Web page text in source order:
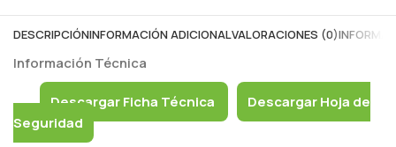
DESCRIPCIÓNINFORMACIÓN ADICIONALVALORACIONES (0)
Información Técnica
Descargar Ficha Técnica
Descargar Hoja de
Seguridad